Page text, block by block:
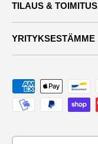
TILAUS & TOIMITUS
YRITYKSESTÄMME
Maksutavat